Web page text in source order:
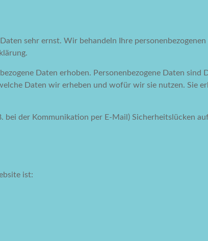
sehr ernst. Wir behandeln Ihre
Daten erhoben. Personenbezogene Daten
Daten wir erheben und wofür wir sie nutzen. Sie
der Kommunikation per E-Mail) Sicherheitslücken
ist: